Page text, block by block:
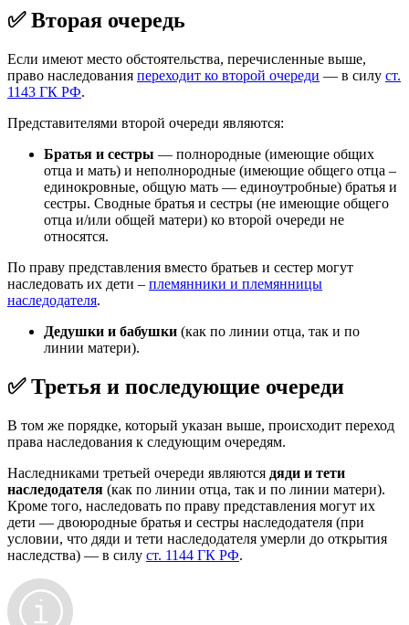
✅ Вторая очередь
Если имеют место обстоятельства, перечисленные выше,
право наследования переходит ко второй очереди — в силу ст.
1143 ГК РФ.
Представителями второй очереди являются:
Братья и сестры — полнородные (имеющие общих
отца и мать) и неполнородные (имеющие общего отца –
единокровные, общую мать — единоутробные) братья и
сестры. Сводные братья и сестры (не имеющие общего
отца и/или общей матери) ко второй очереди не
относятся.
По праву представления вместо братьев и сестер могут
наследовать их дети – племянники и племянницы
наследодателя.
Дедушки и бабушки (как по линии отца, так и по
линии матери).
✅ Третья и последующие очереди
В том же порядке, который указан выше, происходит переход
права наследования к следующим очередям.
Наследниками третьей очереди являются дяди и тети
наследодателя (как по линии отца, так и по линии матери).
Кроме того, наследовать по праву представления могут их
дети — двоюродные братья и сестры наследодателя (при
условии, что дяди и тети наследодателя умерли до открытия
наследства) — в силу ст. 1144 ГК РФ.